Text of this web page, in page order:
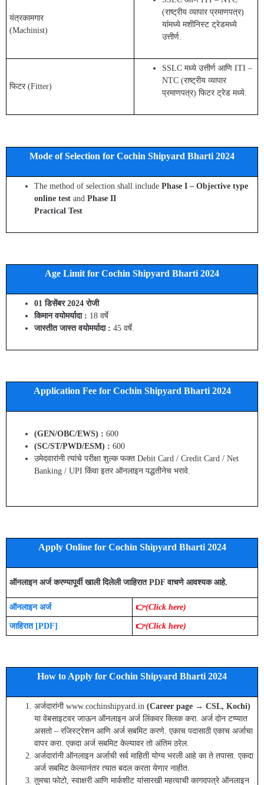
यंत्रकामगार
(Machinist)
(राष्ट्रीय व्यापार प्रमाणपत्र)
यांमध्ये मशीनिस्ट ट्रेडमध्ये
उत्तीर्ण.
फिटर (Fitter)
SSLC मध्ये उत्तीर्ण आणि ITI –
NTC (राष्ट्रीय व्यापार
प्रमाणपत्र) फिटर ट्रेड मध्ये.
Mode of Selection for Cochin Shipyard Bharti 2024
The method of selection shall include Phase I – Objective type
online test and Phase II
Practical Test
Age Limit for Cochin Shipyard Bharti 2024
01 डिसेंबर 2024 रोजी
किमान वयोमर्यादा : 18 वर्षे
जास्तीत जास्त वयोमर्यादा : 45 वर्षे.
Application Fee for Cochin Shipyard Bharti 2024
(GEN/OBC/EWS) : 600
(SC/ST/PWD/ESM) : 600
उमेदवारांनी त्यांचे परीक्षा शुल्क फक्त Debit Card / Credit Card / Net
Banking / UPI किंवा इतर ऑनलाइन पद्धतीनेच भरावे.
Apply Online for Cochin Shipyard Bharti 2024
ऑनलाइन अर्ज करण्यापूर्वी खाली दिलेली जाहिरात PDF वाचणे आवश्यक आहे.
ऑनलाइन अर्ज 👉(Click here)
जाहिरात [PDF] 👉(Click here)
How to Apply for Cochin Shipyard Bharti 2024
अर्जदारांनी www.cochinshipyard.in (Career page → CSL, Kochi)
या वेबसाइटवर जाऊन ऑनलाइन अर्ज लिंकवर क्लिक करा. अर्ज दोन टप्प्यात
असतो – रजिस्ट्रेशन आणि अर्ज सबमिट करणे. एकाच पदासाठी एकाच अर्जाचा
वापर करा. एकदा अर्ज सबमिट केल्यावर तो अंतिम ठरेल.
अर्जदारांनी ऑनलाइन अर्जाची सर्व माहिती योग्य भरली आहे का ते तपासा. एकदा
अर्ज सबमिट केल्यानंतर त्यात बदल करता येणार नाहीत.
तुमचा फोटो, स्वाक्षरी आणि मार्कशीट यांसारखी महत्वाची कागदपत्रे ऑनलाइन